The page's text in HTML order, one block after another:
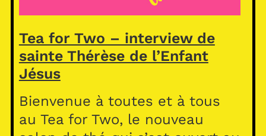
Tea for Two – interview de
sainte Thérèse de l’Enfant
Jésus
Bienvenue à toutes et à tous
au Tea for Two, le nouveau